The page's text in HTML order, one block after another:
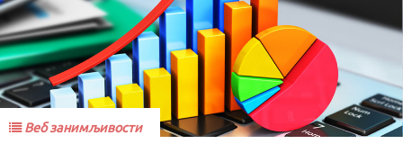
Веб занимљивости